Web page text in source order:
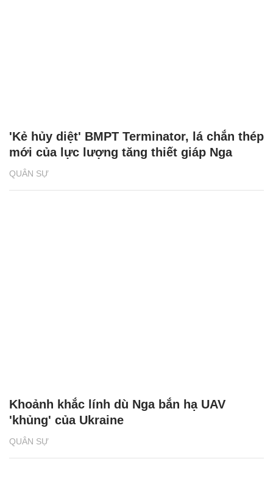
QUÂN SỰ
'Kẻ hủy diệt' BMPT Terminator, lá chắn thép
mới của lực lượng tăng thiết giáp Nga
QUÂN SỰ
Khoảnh khắc lính dù Nga bắn hạ UAV
'khủng' của Ukraine